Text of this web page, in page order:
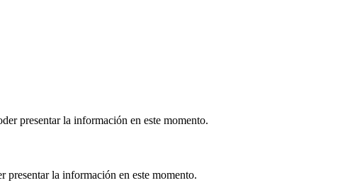
presentar la información en este momento.
presentar la información en este momento.